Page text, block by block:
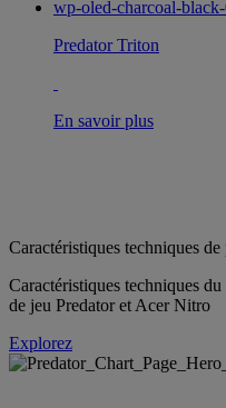
Predator Triton
En savoir plus
Caractéristiques techniques
Caractéristiques techniques
de jeu Predator et Acer Nitro
Explorez